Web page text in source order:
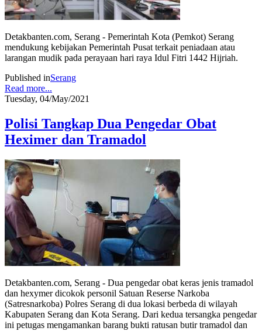
Detakbanten.com, Serang - Pemerintah Kota (Pemkot) Serang
mendukung kebijakan Pemerintah Pusat terkait peniadaan atau
larangan mudik pada perayaan hari raya Idul Fitri 1442 Hijriah.
Published inSerang
Read more...
Tuesday, 04/May/2021
Polisi Tangkap Dua Pengedar Obat
Heximer dan Tramadol
Detakbanten.com, Serang - Dua pengedar obat keras jenis tramadol
dan hexymer dicokok personil Satuan Reserse Narkoba
(Satresnarkoba) Polres Serang di dua lokasi berbeda di wilayah
Kabupaten Serang dan Kota Serang. Dari kedua tersangka pengedar
ini petugas mengamankan barang bukti ratusan butir tramadol dan